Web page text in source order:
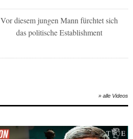
Vor diesem jungen Mann fürchtet sich
das politische Establishment
» alle Videos